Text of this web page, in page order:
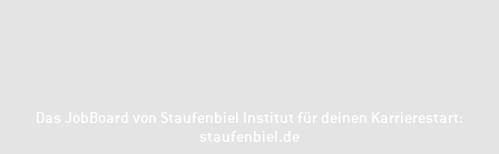
Das JobBoard von Staufenbiel Institut für deinen Karrierestart:
staufenbiel.de